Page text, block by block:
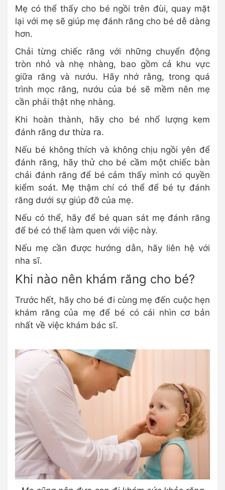
Mẹ có thể thấy cho bé ngồi trên đùi, quay mặt
lại với mẹ sẽ giúp mẹ đánh răng cho bé dễ dàng
hơn.
Chải từng chiếc răng với những chuyển động
tròn nhỏ và nhẹ nhàng, bao gồm cả khu vực
giữa răng và nướu. Hãy nhớ rằng, trong quá
trình mọc răng, nướu của bé sẽ mềm nên mẹ
cần phải thật nhẹ nhàng.
Khi hoàn thành, hãy cho bé nhổ lượng kem
đánh răng dư thừa ra.
Nếu bé không thích và không chịu ngồi yên để
đánh răng, hãy thử cho bé cầm một chiếc bàn
chải đánh răng để bé cảm thấy mình có quyền
kiểm soát. Mẹ thậm chí có thể để bé tự đánh
răng dưới sự giúp đỡ của mẹ.
Nếu có thể, hãy để bé quan sát mẹ đánh răng
để bé có thể làm quen với việc này.
Nếu mẹ cần được hướng dẫn, hãy liên hệ với
nha sĩ.
Khi nào nên khám răng cho bé?
Trước hết, hãy cho bé đi cùng mẹ đến cuộc hẹn
khám răng của mẹ để bé có cái nhìn cơ bản
nhất về việc khám bác sĩ.